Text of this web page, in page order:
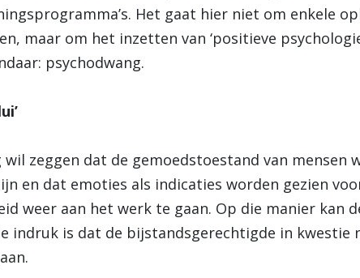
Het gaat hier niet om enkele
maar om het inzetten van ‘positieve
psychodwang.
wil zeggen dat de gemoedstoestand van
en dat emoties als indicaties worden gezien
weer aan het werk te gaan. Op die manier kan
indruk is dat de bijstandsgerechtigde in kwestie